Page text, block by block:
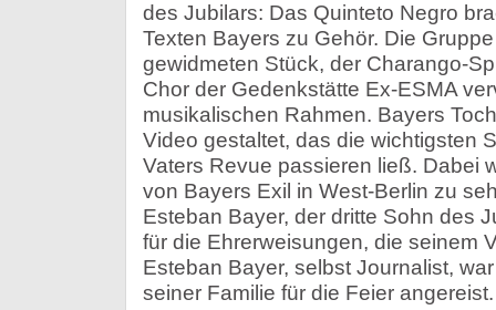
des Jubilars: Das Quinteto Negro
Texten Bayers zu Gehör. Die
gewidmeten Stück, der Charango-
Chor der Gedenkstätte Ex-ESMA
musikalischen Rahmen. Bayers
Video gestaltet, das die wichtigsten
Vaters Revue passieren ließ. Dabei
von Bayers Exil in West-Berlin zu
Esteban Bayer, der dritte Sohn des
für die Ehrerweisungen, die seinem
Esteban Bayer, selbst Journalist,
seiner Familie für die Feier angereist.